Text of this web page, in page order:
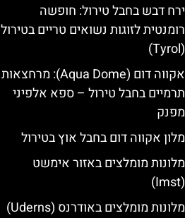
ירח דבש בחבל טירול: חופשה
רומנטית לזוגות נשואים טריים בטירול
(Tyrol)
אקווה דום (Aqua Dome): מרחצאות
תרמיים בחבל טירול – ספא אלפיני
מפנק
מלון אקווה דום בחבל אוץ בטירול
מלונות מומלצים באזור אימשט
(Imst)
מלונות מומלצים באודרנס (Uderns)